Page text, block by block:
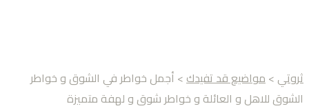
ثروتي>مواضيع قد تفيدك> أجمل خواطر في الشوق و خواطر
الشوق للاهل و العائلة و خواطر شوق و لهفة متميزة